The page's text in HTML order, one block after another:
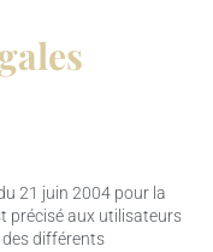
21 juin 2004 pour la
précisé aux utilisateurs
différents